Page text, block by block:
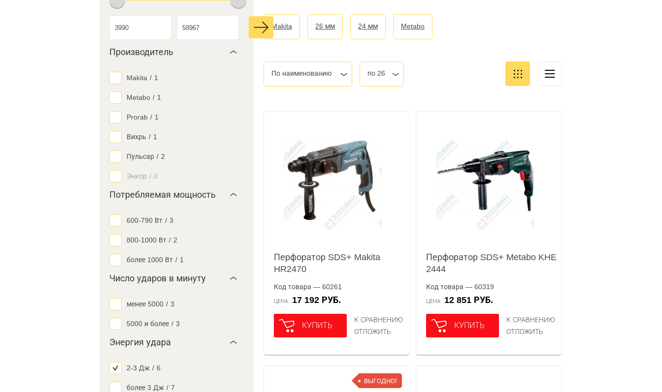
Производитель
Makita / 1
Metabo / 1
Prorab / 1
Вихрь / 1
Пульсар / 2
Энкор / 0
Потребляемая мощность
600-790 Вт / 3
800-1000 Вт / 2
более 1000 Вт / 1
Число ударов в минуту
менее 5000 / 3
5000 и более / 3
Энергия удара
2-3 Дж / 6
более 3 Дж / 7
Makita 26 мм 24 мм Metabo
По наименованию по 26
Перфоратор SDS+ Makita
HR2470
Код товара — 60261
ЦЕНА 17 192 РУБ.
КУПИТЬ
К СРАВНЕНИЮ
ОТЛОЖИТЬ
Перфоратор SDS+ Metabo KHE
2444
Код товара — 60319
ЦЕНА 12 851 РУБ.
КУПИТЬ
К СРАВНЕНИЮ
ОТЛОЖИТЬ
ВЫГОДНО!